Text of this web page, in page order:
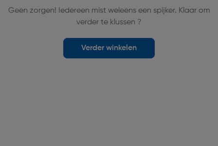
Geen zorgen! Iedereen mist weleens een spijker. Klaar om
verder te klussen ?
Verder winkelen